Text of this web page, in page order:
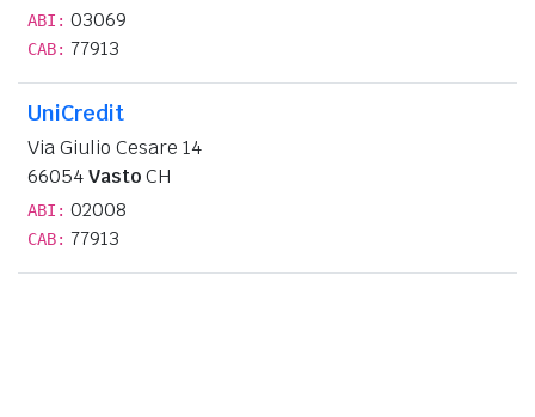
ABI: 03069
CAB: 77913
UniCredit
Via Giulio Cesare 14
66054VastoCH
ABI: 02008
CAB: 77913